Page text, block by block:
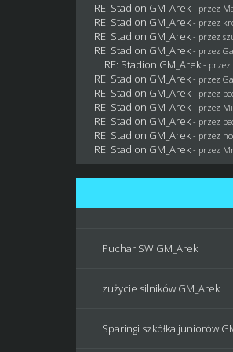
RE: Stadion GM_Arek - przez
RE: Stadion GM_Arek - przez
RE: Stadion GM_Arek - przez
RE: Stadion GM_Arek - przez
RE: Stadion GM_Arek - przez
RE: Stadion GM_Arek - przez
RE: Stadion GM_Arek - przez
RE: Stadion GM_Arek - przez
RE: Stadion GM_Arek - przez
RE: Stadion GM_Arek - przez
RE: Stadion GM_Arek - przez
Puchar SW GM_Arek
zużycie silników GM_Arek
Sparingi szkółka juniorów